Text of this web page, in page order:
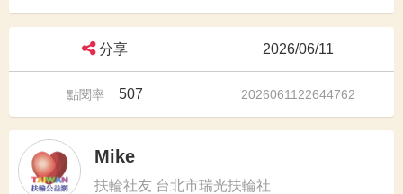
分享 2026/06/11
點閱率 507 2026061122644762
Mike
扶輪社友 台北市瑞光扶輪社